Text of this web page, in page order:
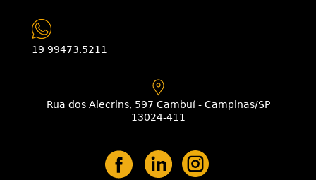
19 99473.5211
Rua dos Alecrins, 597 Cambuí - Campinas/SP
13024-411